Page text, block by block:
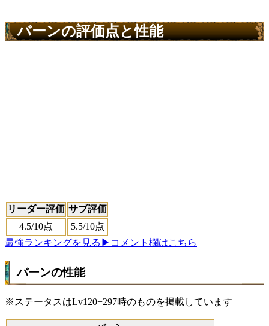
バーンの評価点と性能
リーダー評価 サブ評価
4.5/10点 5.5/10点
最強ランキングを見る ▶コメント欄はこちら
バーンの性能
※ステータスはLv120+297時のものを掲載しています